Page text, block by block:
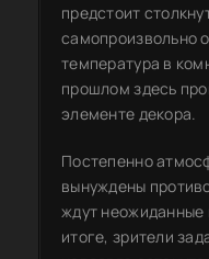
предстоит
самопроизвольно
температура в
прошлом здесь
элементе декора.
Постепенно
вынуждены
ждут неожиданные
итоге, зрители